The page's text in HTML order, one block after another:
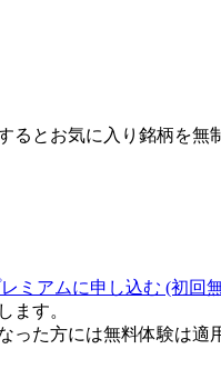
るとお気に入り銘柄を
ミアムに申し込む (初回
ます。
た方には無料体験は適